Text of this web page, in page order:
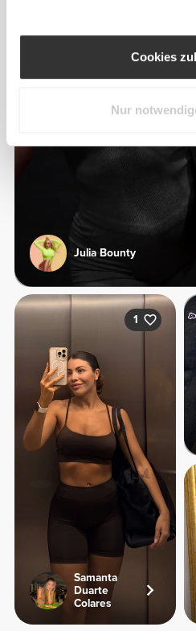
Cookies
Nur
Julia Bounty
1
Samanta
Duarte
Colares